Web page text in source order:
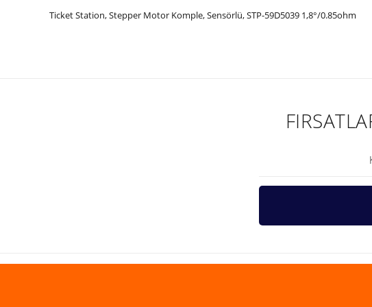
Ticket Station, Stepper Motor Komple, Sensörlü, STP-59D5039 1,8°/0.85ohm